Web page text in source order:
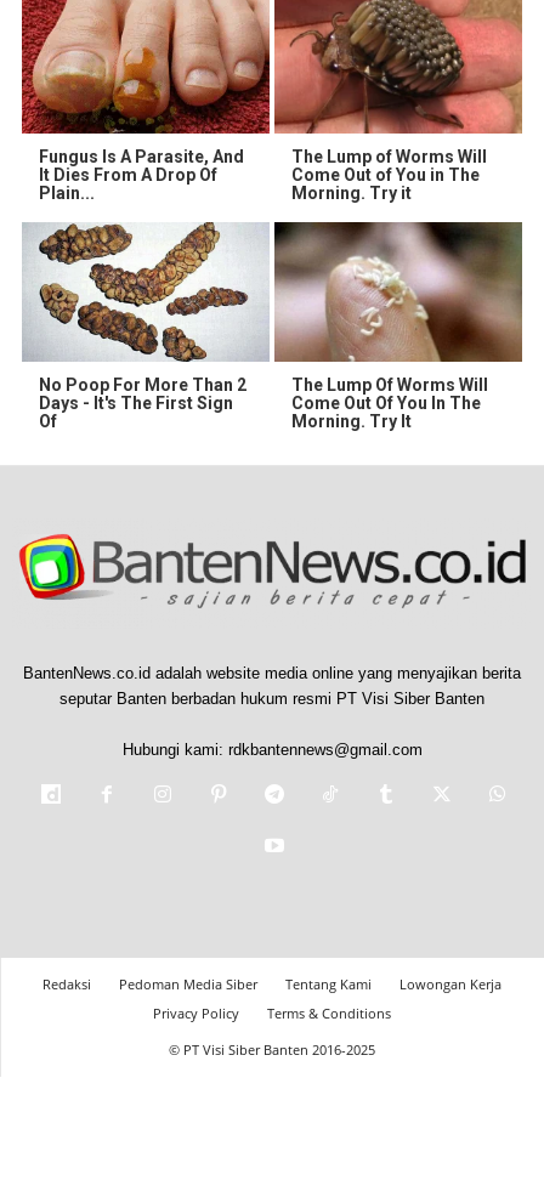
Fungus Is A Parasite, And
It Dies From A Drop Of
Plain...
The Lump of Worms Will
Come Out of You in The
Morning. Try it
No Poop For More Than 2
Days - It's The First Sign
Of
The Lump Of Worms Will
Come Out Of You In The
Morning. Try It
BantenNews.co.id adalah website media online yang menyajikan berita
seputar Banten berbadan hukum resmi PT Visi Siber Banten
Hubungi kami: rdkbantennews@gmail.com
Redaksi Pedoman Media Siber Tentang Kami
Lowongan Kerja
Privacy Policy
Terms & Conditions
© PT Visi Siber Banten 2016-2025